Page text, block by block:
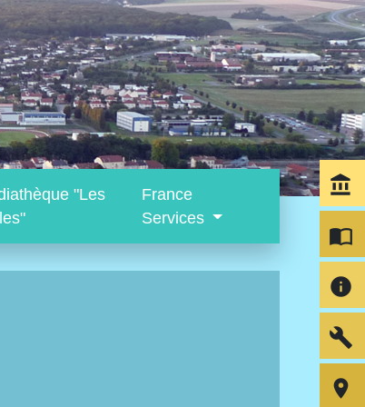
"Les
France
Services
account_balance
import_contacts
info
build
room